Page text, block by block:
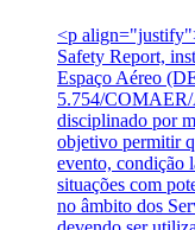
<p
Safety Report,
Espaço Aéreo
5.754/COMAER/
disciplinado por
objetivo permitir
evento, condição
situações com
no âmbito dos